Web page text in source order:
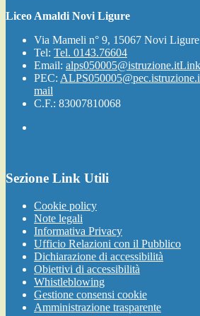
Liceo Amaldi Novi Ligure
Via Mameli n° 9, 15067 Novi
Tel: Tel. 0143.76604
Email: alps050005@istruzione.it
PEC:
mail
C.F.: 83007810068
Sezione Link Utili
Cookie policy
Note legali
Informativa Privacy
Ufficio Relazioni con il Pubblico
Dichiarazione di accessibilità
Obiettivi di accessibilità
Whistleblowing
Gestione consensi cookie
Amministrazione trasparente